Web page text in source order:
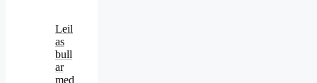
Leil
as
bull
ar
med